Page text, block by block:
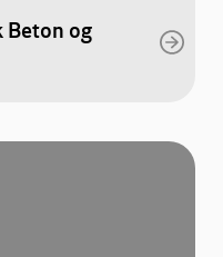
Beton og